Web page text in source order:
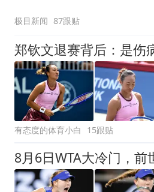
极目新闻 87跟贴
有态度的体育小白 15跟贴